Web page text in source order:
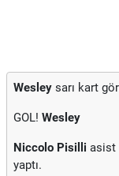
Wesley sarı kart
GOL! Wesley
Niccolo Pisilli asist
yaptı.